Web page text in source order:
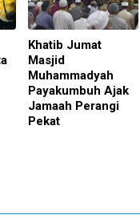
Khatib Jumat
Masjid
Muhammadyah
Payakumbuh Ajak
Jamaah Perangi
Pekat